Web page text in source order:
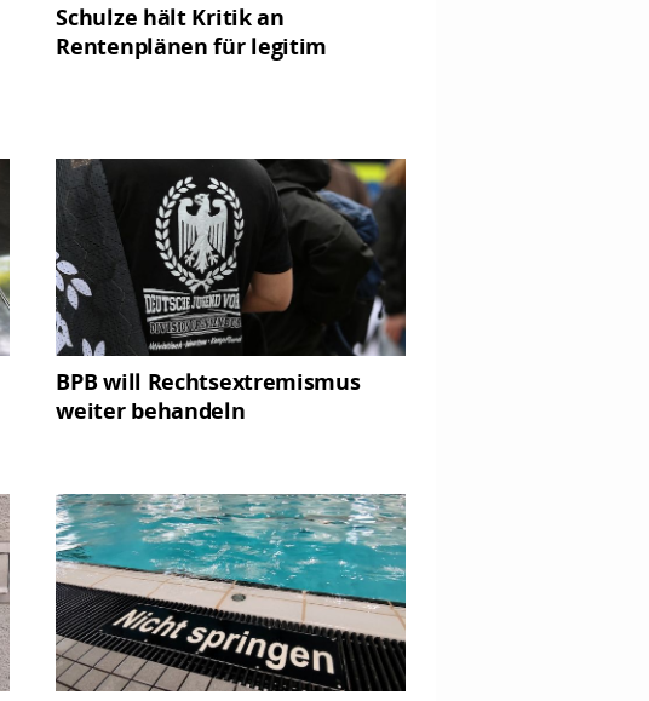
Schulze hält Kritik an
Rentenplänen für legitim
BPB will Rechtsextremismus
weiter behandeln